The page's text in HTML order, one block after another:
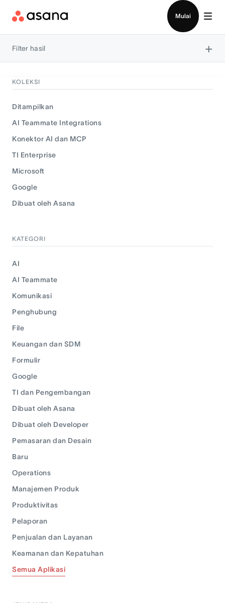
Mulai
Filter hasil ×
KOLEKSI
Ditampilkan
AI Teammate Integrations
Konektor AI dan MCP
TI Enterprise
Microsoft
Google
Dibuat oleh Asana
KATEGORI
AI
AI Teammate
Komunikasi
Penghubung
File
Keuangan dan SDM
Formulir
Google
TI dan Pengembangan
Dibuat oleh Asana
Dibuat oleh Developer
Pemasaran dan Desain
Baru
Operations
Manajemen Produk
Produktivitas
Pelaporan
Penjualan dan Layanan
Keamanan dan Kepatuhan
Semua Aplikasi